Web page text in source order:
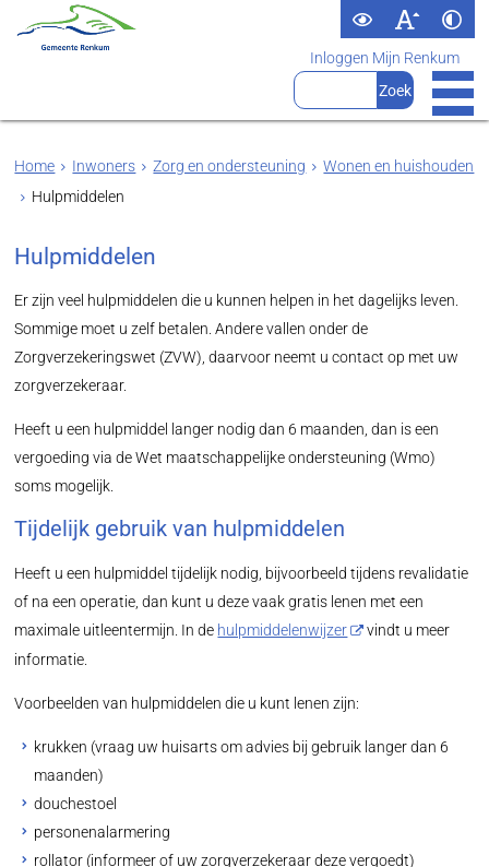
Inloggen Mijn Renkum
Home Inwoners Zorg en ondersteuning
Wonen en huishouden
Hulpmiddelen
Hulpmiddelen
Er zijn veel hulpmiddelen die u kunnen helpen in het dagelijks leven.
Sommige moet u zelf betalen. Andere vallen onder de
Zorgverzekeringswet (ZVW), daarvoor neemt u contact op met uw
zorgverzekeraar.
Heeft u een hulpmiddel langer nodig dan 6 maanden, dan is een
vergoeding via de Wet maatschappelijke ondersteuning (Wmo)
soms mogelijk.
Tijdelijk gebruik van hulpmiddelen
Heeft u een hulpmiddel tijdelijk nodig, bijvoorbeeld tijdens revalidatie
of na een operatie, dan kunt u deze vaak gratis lenen met een
maximale uitleentermijn. In de hulpmiddelenwijzer
vindt u meer
informatie.
Voorbeelden van hulpmiddelen die u kunt lenen zijn:
krukken (vraag uw huisarts om advies bij gebruik langer dan 6
maanden)
douchestoel
personenalarmering
rollator (informeer of uw zorgverzekeraar deze vergoedt)